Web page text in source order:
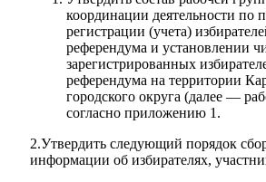
координации деятельности по
регистрации (учета)
референдума и установлении
зарегистрированных
референдума на территории
городского округа (далее —
согласно приложению 1.
2.Утвердить следующий порядок
информации об избирателях,